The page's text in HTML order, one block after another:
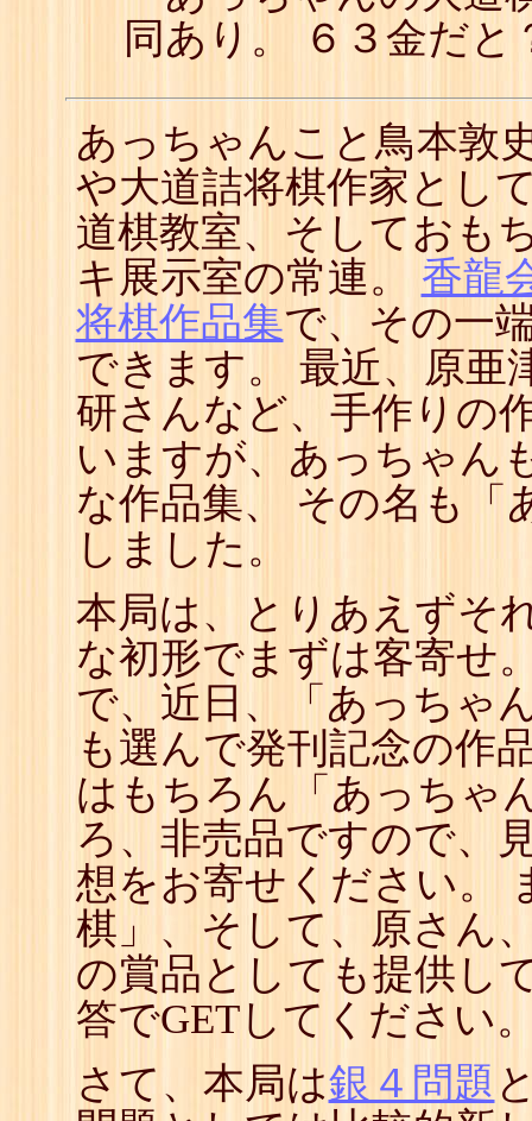
同あり。 ６３金だと
あっちゃんこと鳥本敦
や大道詰将棋作家とし
道棋教室、そしておも
キ展示室の常連。 香龍
将棋作品集で、その一
できます。 最近、原亜
研さんなど、手作りの
いますが、あっちゃん
な作品集、 その名も「
しました。
本局は、とりあえずそ
な初形でまずは客寄せ
で、近日、「あっちゃ
も選んで発刊記念の作
はもちろん「あっちゃ
ろ、非売品ですので、
想をお寄せください。
棋」、そして、原さん
の賞品としても提供し
答でGETしてください
さて、本局は銀４問題